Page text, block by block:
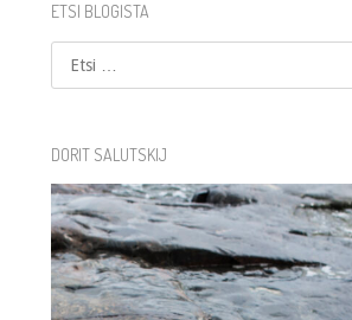
ETSI BLOGISTA
Etsi
DORIT SALUTSKIJ